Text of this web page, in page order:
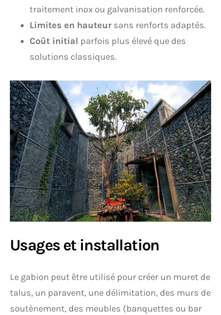
traitement inox ou galvanisation renforcée.
Limites en hauteur sans renforts adaptés.
Coût initial parfois plus élevé que des
solutions classiques.
Usages et installation
Le gabion peut être utilisé pour créer un muret de
talus, un paravent, une délimitation, des murs de
soutènement, des meubles (banquettes ou bar